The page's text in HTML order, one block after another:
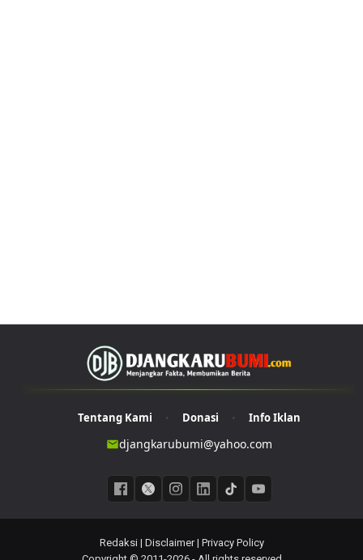
Tentang Kami • Donasi • Info Iklan
djangkarubumi@yahoo.com
Redaksi| Disclaimer| Privacy Policy